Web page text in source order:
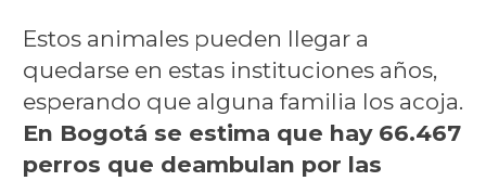
Estos animales pueden llegar a
quedarse en estas instituciones años,
esperando que alguna familia los acoja.
En Bogotá se estima que hay 66.467
perros que deambulan por las